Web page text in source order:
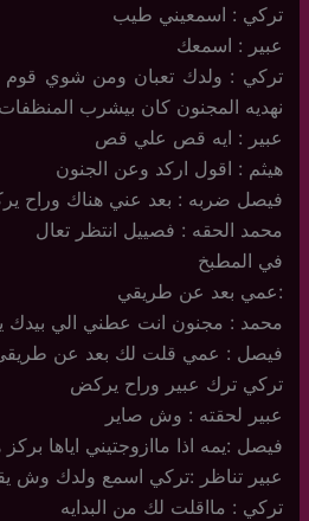
تركي : اسمعيني طيب
عبير : اسمعك
تركي : ولدك تعبان ومن شوي قوم
نهديه المجنون كان بيشرب
عبير : ايه قص علي قص
هيثم : اقول اركد وعن الجنون
فيصل ضربه : بعد عني هناك وراح
محمد الحقه : فصييل انتظر تعال
في المطبخ
:عمي بعد عن طريقي
محمد : مجنون انت عطني الي بيدك
فيصل : عمي قلت لك بعد عن
تركي ترك عبير وراح يركض
عبير لحقته : وش صاير
فيصل :يمه اذا ماازوجتيني اياها
عبير تناظر :تركي اسمع ولدك وش
تركي : مااقلت لك من البدايه